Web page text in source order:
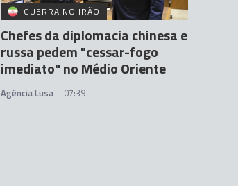
GUERRA NO IRÃO
Chefes da diplomacia chinesa e
russa pedem "cessar-fogo
imediato" no Médio Oriente
Agência Lusa 07:39